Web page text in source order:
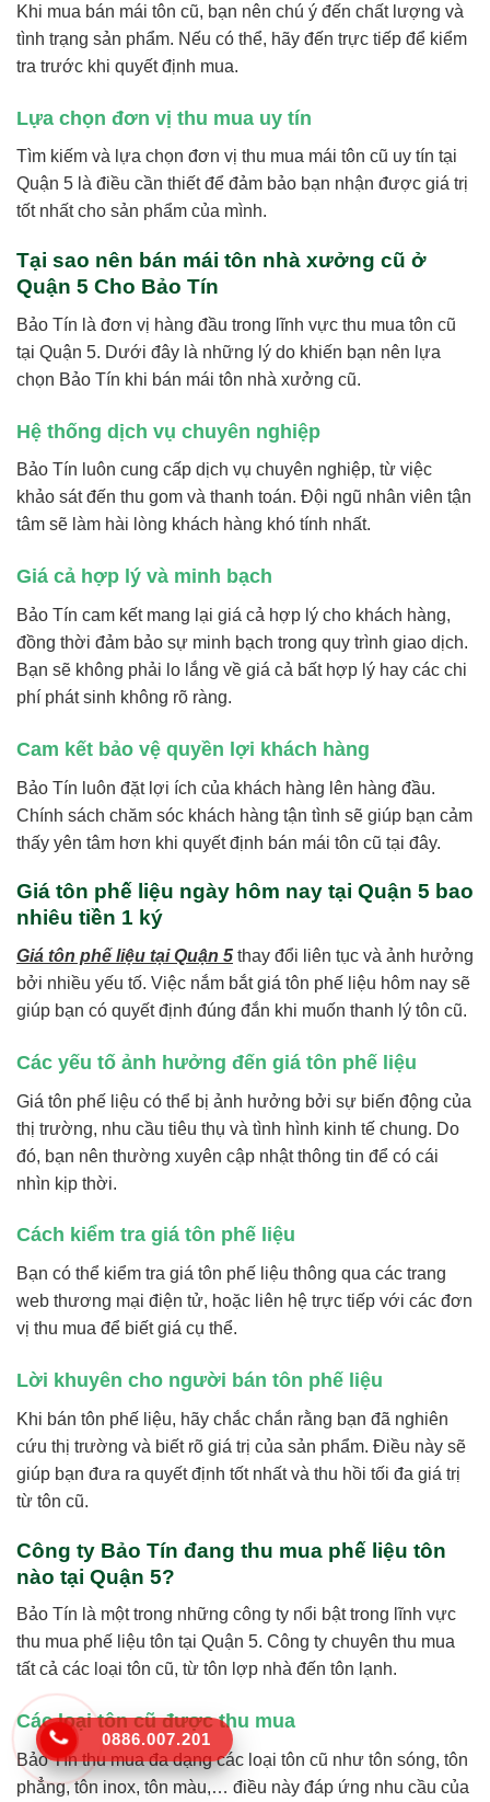
Khi mua bán mái tôn cũ, bạn nên chú ý đến chất lượng và
tình trạng sản phẩm. Nếu có thể, hãy đến trực tiếp để kiểm
tra trước khi quyết định mua.
Lựa chọn đơn vị thu mua uy tín
Tìm kiếm và lựa chọn đơn vị thu mua mái tôn cũ uy tín tại
Quận 5 là điều cần thiết để đảm bảo bạn nhận được giá trị
tốt nhất cho sản phẩm của mình.
Tại sao nên bán mái tôn nhà xưởng cũ ở
Quận 5 Cho Bảo Tín
Bảo Tín là đơn vị hàng đầu trong lĩnh vực thu mua tôn cũ
tại Quận 5. Dưới đây là những lý do khiến bạn nên lựa
chọn Bảo Tín khi bán mái tôn nhà xưởng cũ.
Hệ thống dịch vụ chuyên nghiệp
Bảo Tín luôn cung cấp dịch vụ chuyên nghiệp, từ việc
khảo sát đến thu gom và thanh toán. Đội ngũ nhân viên tận
tâm sẽ làm hài lòng khách hàng khó tính nhất.
Giá cả hợp lý và minh bạch
Bảo Tín cam kết mang lại giá cả hợp lý cho khách hàng,
đồng thời đảm bảo sự minh bạch trong quy trình giao dịch.
Bạn sẽ không phải lo lắng về giá cả bất hợp lý hay các chi
phí phát sinh không rõ ràng.
Cam kết bảo vệ quyền lợi khách hàng
Bảo Tín luôn đặt lợi ích của khách hàng lên hàng đầu.
Chính sách chăm sóc khách hàng tận tình sẽ giúp bạn cảm
thấy yên tâm hơn khi quyết định bán mái tôn cũ tại đây.
Giá tôn phế liệu ngày hôm nay tại Quận 5 bao
nhiêu tiền 1 ký
Giá tôn phế liệu tại Quận 5 thay đổi liên tục và ảnh hưởng
bởi nhiều yếu tố. Việc nắm bắt giá tôn phế liệu hôm nay sẽ
giúp bạn có quyết định đúng đắn khi muốn thanh lý tôn cũ.
Các yếu tố ảnh hưởng đến giá tôn phế liệu
Giá tôn phế liệu có thể bị ảnh hưởng bởi sự biến động của
thị trường, nhu cầu tiêu thụ và tình hình kinh tế chung. Do
đó, bạn nên thường xuyên cập nhật thông tin để có cái
nhìn kịp thời.
Cách kiểm tra giá tôn phế liệu
Bạn có thể kiểm tra giá tôn phế liệu thông qua các trang
web thương mại điện tử, hoặc liên hệ trực tiếp với các đơn
vị thu mua để biết giá cụ thể.
Lời khuyên cho người bán tôn phế liệu
Khi bán tôn phế liệu, hãy chắc chắn rằng bạn đã nghiên
cứu thị trường và biết rõ giá trị của sản phẩm. Điều này sẽ
giúp bạn đưa ra quyết định tốt nhất và thu hồi tối đa giá trị
từ tôn cũ.
Công ty Bảo Tín đang thu mua phế liệu tôn
nào tại Quận 5?
Bảo Tín là một trong những công ty nổi bật trong lĩnh vực
thu mua phế liệu tôn tại Quận 5. Công ty chuyên thu mua
tất cả các loại tôn cũ, từ tôn lợp nhà đến tôn lạnh.
Các loại tôn cũ được thu mua
Bảo Tín thu mua đa dạng các loại tôn cũ như tôn sóng, tôn
phẳng, tôn inox, tôn màu,… điều này đáp ứng nhu cầu của
0886.007.201